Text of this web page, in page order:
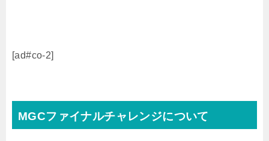
[ad#co-2]
MGCファイナルチャレンジについて